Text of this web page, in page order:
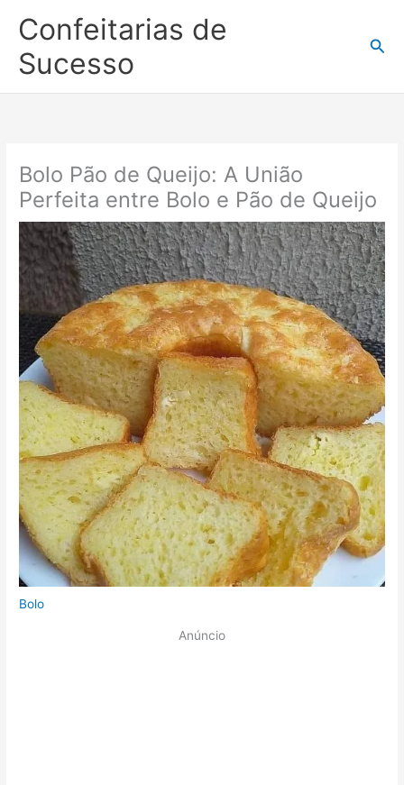
para
conteúdo
Confeitarias de
Sucesso
Bolo Pão de Queijo: A União
Perfeita entre Bolo e Pão de Queijo
Bolo
Anúncio